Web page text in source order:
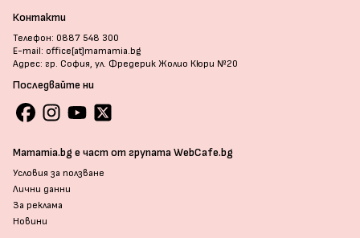
Контакти
Телефон: 0887 548 300
E-mail: office[at]mamamia.bg
Адрес: гр. София, ул. Фредерик Жолио Кюри №20
Последвайте ни
Mamamia.bg е част от групата WebCafe.bg
Условия за ползване
Лични данни
За реклама
Новини